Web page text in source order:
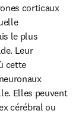
corticaux
le plus
Leur
cette
Elles peuvent
cérébral ou